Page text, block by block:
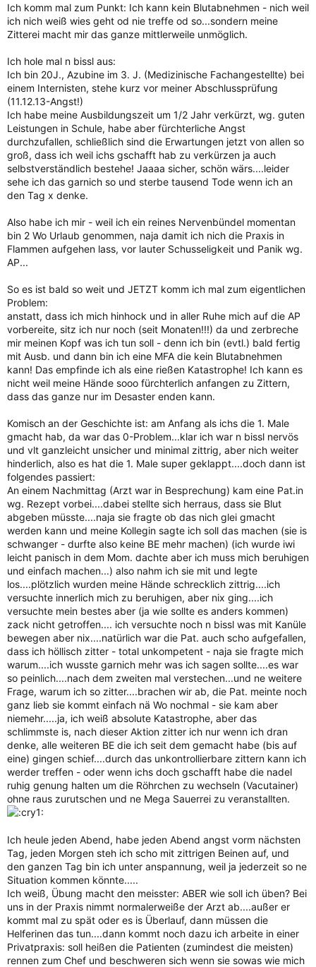
Ich komm mal zum Punkt: Ich kann kein Blutabnehmen - nich weil
ich nich weiß wies geht od nie treffe od so...sondern meine
Zitterei macht mir das ganze mittlerweile unmöglich.
Ich hole mal n bissl aus:
Ich bin 20J., Azubine im 3. J. (Medizinische Fachangestellte) bei
einem Internisten, stehe kurz vor meiner Abschlussprüfung
(11.12.13-Angst!)
Ich habe meine Ausbildungszeit um 1/2 Jahr verkürzt, wg. guten
Leistungen in Schule, habe aber fürchterliche Angst
durchzufallen, schließlich sind die Erwartungen jetzt von allen so
groß, dass ich weil ichs gschafft hab zu verkürzen ja auch
selbstverständlich bestehe! Jaaaa sicher, schön wärs....leider
sehe ich das garnich so und sterbe tausend Tode wenn ich an
den Tag x denke.
Also habe ich mir - weil ich ein reines Nervenbündel momentan
bin 2 Wo Urlaub genommen, naja damit ich nich die Praxis in
Flammen aufgehen lass, vor lauter Schusseligkeit und Panik wg.
AP...
So es ist bald so weit und JETZT komm ich mal zum eigentlichen
Problem:
anstatt, dass ich mich hinhock und in aller Ruhe mich auf die AP
vorbereite, sitz ich nur noch (seit Monaten!!!) da und zerbreche
mir meinen Kopf was ich tun soll - denn ich bin (evtl.) bald fertig
mit Ausb. und dann bin ich eine MFA die kein Blutabnehmen
kann! Das empfinde ich als eine rießen Katastrophe! Ich kann es
nicht weil meine Hände sooo fürchterlich anfangen zu Zittern,
dass das ganze nur im Desaster enden kann.
Komisch an der Geschichte ist: am Anfang als ichs die 1. Male
gmacht hab, da war das 0-Problem...klar ich war n bissl nervös
und vlt ganzleicht unsicher und minimal zittrig, aber nich weiter
hinderlich, also es hat die 1. Male super geklappt....doch dann ist
folgendes passiert:
An einem Nachmittag (Arzt war in Besprechung) kam eine Pat.in
wg. Rezept vorbei....dabei stellte sich herraus, dass sie Blut
abgeben müsste....naja sie fragte ob das nich glei gmacht
werden kann und meine Kollegin sagte ich soll das machen (sie is
schwanger - durfte also keine BE mehr machen) (ich wurde iwi
leicht panisch in dem Mom. dachte aber ich muss mich beruhigen
und einfach machen...) also nahm ich sie mit und legte
los....plötzlich wurden meine Hände schrecklich zittrig....ich
versuchte innerlich mich zu beruhigen, aber nix ging....ich
versuchte mein bestes aber (ja wie sollte es anders kommen)
zack nicht getroffen.... ich versuchte noch n bissl was mit Kanüle
bewegen aber nix....natürlich war die Pat. auch scho aufgefallen,
dass ich höllisch zitter - total unkompetent - naja sie fragte mich
warum....ich wusste garnich mehr was ich sagen sollte....es war
so peinlich....nach dem zweiten mal verstechen...und ne weitere
Frage, warum ich so zitter....brachen wir ab, die Pat. meinte noch
ganz lieb sie kommt einfach nä Wo nochmal - sie kam aber
niemehr.....ja, ich weiß absolute Katastrophe, aber das
schlimmste is, nach dieser Aktion zitter ich nur wenn ich dran
denke, alle weiteren BE die ich seit dem gemacht habe (bis auf
eine) gingen schief....durch das unkontrollierbare zittern kann ich
werder treffen - oder wenn ichs doch gschafft habe die nadel
ruhig genung halten um die Röhrchen zu wechseln (Vacutainer)
ohne raus zurutschen und ne Mega Sauerrei zu veranstallten.
Ich heule jeden Abend, habe jeden Abend angst vorm nächsten
Tag, jeden Morgen steh ich scho mit zittrigen Beinen auf, und
den ganzen Tag bin ich unter anspannung, weil ja jederzeit so ne
Situation kommen könnte.....
Ich weiß, Übung macht den meisster: ABER wie soll ich üben? Bei
uns in der Praxis nimmt normalerweiße der Arzt ab....außer er
kommt mal zu spät oder es is Überlauf, dann müssen die
Helferinen das tun....dann kommt noch dazu ich arbeite in einer
Privatpraxis: soll heißen die Patienten (zumindest die meisten)
rennen zum Chef und beschweren sich wenn sie sowas wie mich